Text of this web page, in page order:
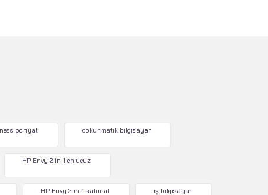
pc fiyat dokunmatik bilgisayar
HP Envy 2-in-1 en ucuz
HP Envy 2-in-1 satın al iş bilgisayar